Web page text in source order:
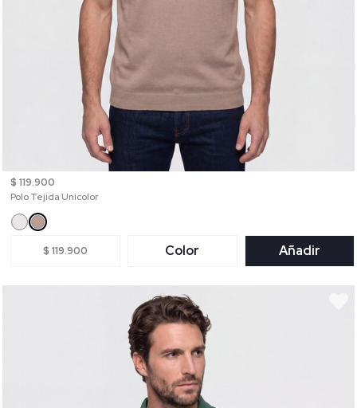
$ 119.900
Polo Tejida Unicolor
$ 119.900 Color Añadir